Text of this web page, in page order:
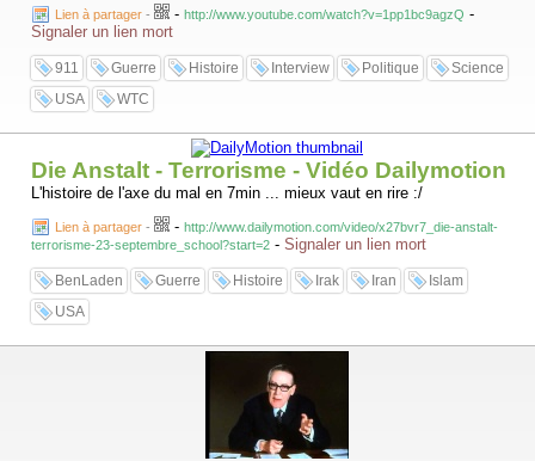
Lien à partager - - http://www.youtube.com/watch?v=1pp1bc9agzQ -
Signaler un lien mort
911 Guerre Histoire Interview Politique
Science
USA
WTC
Die Anstalt - Terrorisme - Vidéo Dailymotion
L'histoire de l'axe du mal en 7min ... mieux vaut en rire :/
Lien à partager - - http://www.dailymotion.com/video/x27bvr7_die-anstalt-
terrorisme-23-septembre_school?start=2 - Signaler un lien mort
BenLaden Guerre Histoire Irak Iran
Islam
USA